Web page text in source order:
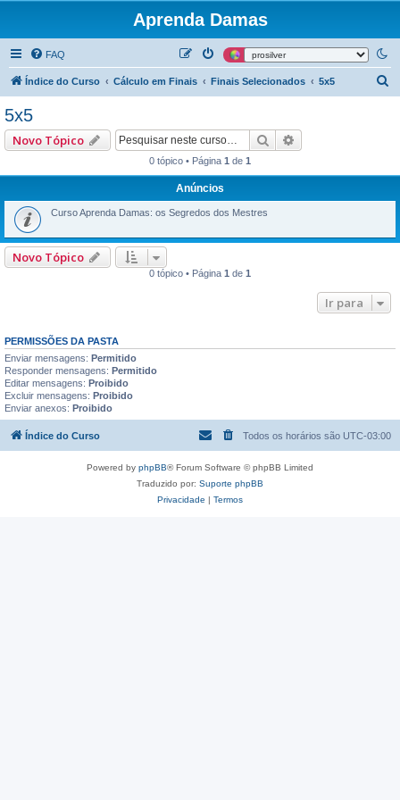
Aprenda Damas
FAQ
Índice do Curso Cálculo em Finais Finais Selecionados 5x5
5x5
Novo Tópico Pesquisar
0 tópico • Página 1 de 1
Anúncios
Curso Aprenda Damas: os Segredos dos Mestres
Novo Tópico
0 tópico • Página 1 de 1
Ir para
PERMISSÕES DA PASTA
Enviar mensagens: Permitido
Responder mensagens: Permitido
Editar mensagens: Proibido
Excluir mensagens: Proibido
Enviar anexos: Proibido
Índice do Curso Todos os horários são UTC-03:00
Powered by phpBB® Forum Software © phpBB Limited
Traduzido por: Suporte phpBB
Privacidade | Termos